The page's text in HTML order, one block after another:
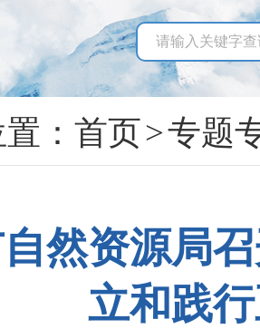
： 首页>专题
然资源局
立和践